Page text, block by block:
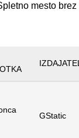
mesto brez
GStatic